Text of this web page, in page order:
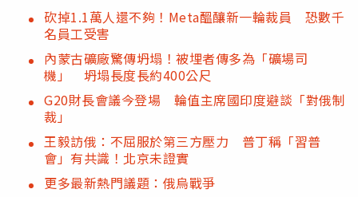
砍掉1.1萬人還不夠！Meta醞釀新一輪裁員 恐數千
名員工受害
內蒙古礦廠驚傳坍塌！被埋者傳多為「礦場司
機」 坍塌長度長約400公尺
G20財長會議今登場 輪值主席國印度避談「對俄制
裁」
王毅訪俄：不屈服於第三方壓力 普丁稱「習普
會」有共識！北京未證實
更多最新熱門議題：俄烏戰爭